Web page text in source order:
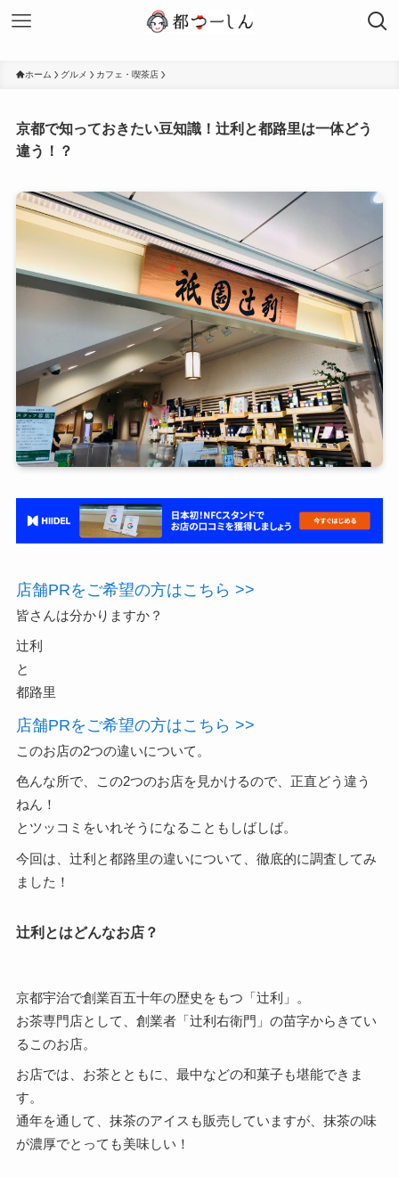
ホーム グルメ カフェ・喫茶店
京都で知っておきたい豆知識！辻利と都路里は一体どう
違う！？
店舗PRをご希望の方はこちら >>
皆さんは分かりますか？
辻利
と
都路里
店舗PRをご希望の方はこちら >>
このお店の2つの違いについて。
色んな所で、この2つのお店を見かけるので、正直どう違う
ねん！
とツッコミをいれそうになることもしばしば。
今回は、辻利と都路里の違いについて、徹底的に調査してみ
ました！
辻利とはどんなお店？
京都宇治で創業百五十年の歴史をもつ「辻利」。
お茶専門店として、創業者「辻利右衛門」の苗字からきてい
るこのお店。
お店では、お茶とともに、最中などの和菓子も堪能できま
す。
通年を通して、抹茶のアイスも販売していますが、抹茶の味
が濃厚でとっても美味しい！